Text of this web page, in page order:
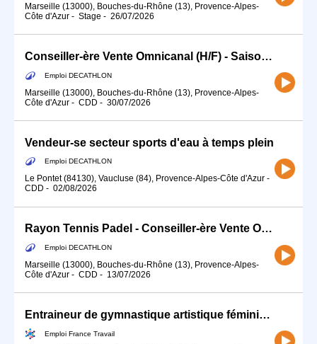
Marseille (13000), Bouches-du-Rhône (13), Provence-Alpes-
Côte d'Azur - Stage - 26/07/2026
Conseiller-ère Vente Omnicanal (H/F) - Saison été - Sports d'Eau
Emploi DECATHLON
Marseille (13000), Bouches-du-Rhône (13), Provence-Alpes-
Côte d'Azur - CDD - 30/07/2026
Vendeur-se secteur sports d'eau à temps plein
Emploi DECATHLON
Le Pontet (84130), Vaucluse (84), Provence-Alpes-Côte d'Azur -
CDD - 02/08/2026
Rayon Tennis Padel - Conseiller-ère Vente Omnicanal (H/F)
Emploi DECATHLON
Marseille (13000), Bouches-du-Rhône (13), Provence-Alpes-
Côte d'Azur - CDD - 13/07/2026
Entraineur de gymnastique artistique féminine (H/F)
Emploi France Travail